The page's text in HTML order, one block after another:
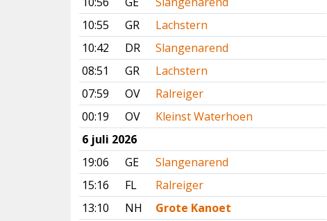
10:55
GR
Lachstern
10:42
DR
Slangenarend
08:51
GR
Lachstern
07:59
OV
Ralreiger
00:19
OV
Kleinst Waterhoen
6 juli 2026
19:06
GE
Slangenarend
15:16
FL
Ralreiger
13:10
NH
Grote Kanoet